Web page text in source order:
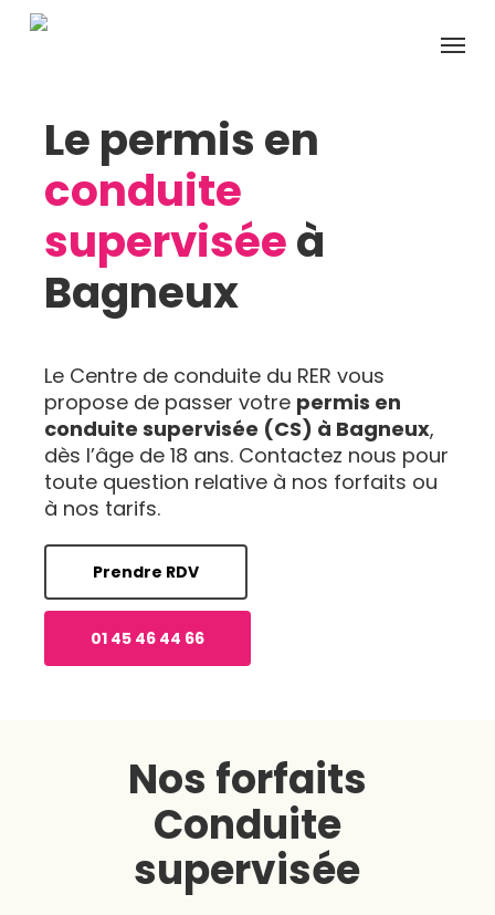
Skip
Menu
Le permis en
conduite
superviséeà
Bagneux
Le Centre de conduite du RER vous
propose de passer votre permis en
conduite supervisée (CS) à Bagneux,
dès l’âge de 18 ans. Contactez nous pour
toute question relative à nos forfaits ou
à nos tarifs.
Prendre RDV
01 45 46 44 66
Nos forfaits
Conduite
supervisée